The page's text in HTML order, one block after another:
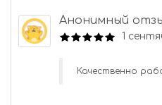
Анонимный
1
Качественно